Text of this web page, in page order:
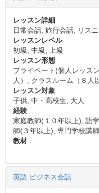
レッスン詳細
日常会話, 旅行会話, リス
レッスンレベル
初級, 中級, 上級
レッスン形態
プライベート(個人レッス
人）, クラスルーム（８人
レッスン対象
子供, 中・高校生, 大人
経験
家庭教師(１０年以上), 語
師(３年以上), 専門学校講
教材
英語:ビジネス会話